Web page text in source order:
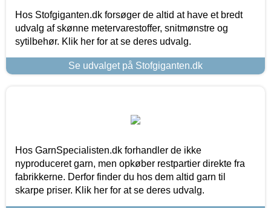
Hos Stofgiganten.dk forsøger de altid at have et bredt
udvalg af skønne metervarestoffer, snitmønstre og
sytilbehør. Klik her for at se deres udvalg.
Se udvalget på Stofgiganten.dk
Hos GarnSpecialisten.dk forhandler de ikke
nyproduceret garn, men opkøber restpartier direkte fra
fabrikkerne. Derfor finder du hos dem altid garn til
skarpe priser. Klik her for at se deres udvalg.